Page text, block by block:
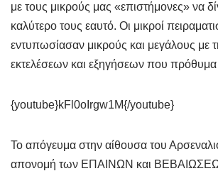
με τους μικρούς μας «επιστήμονες» να
καλύτερο τους εαυτό. Οι μικροί
εντυπωσίασαν μικρούς και μεγάλους με
εκτελέσεων και εξηγήσεων που πρόθυμα
{youtube}kFl0oIrgw1M{/youtube}
Το απόγευμα στην αίθουσα του
απονομή των ΕΠΑΙΝΩΝ και